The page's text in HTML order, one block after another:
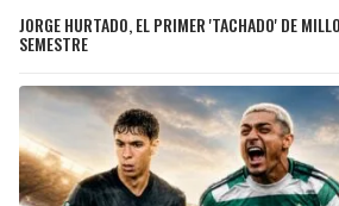
JORGE HURTADO, EL PRIMER 'TACHADO' DE
SEMESTRE